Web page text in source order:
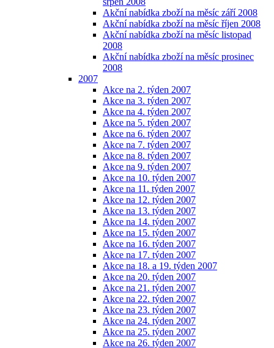
Akční nabídka zboží na měsíc září 2008
Akční nabídka zboží na měsíc říjen 2008
Akční nabídka zboží na měsíc listopad
2008
Akční nabídka zboží na měsíc prosinec
2008
2007
Akce na 2. týden 2007
Akce na 3. týden 2007
Akce na 4. týden 2007
Akce na 5. týden 2007
Akce na 6. týden 2007
Akce na 7. týden 2007
Akce na 8. týden 2007
Akce na 9. týden 2007
Akce na 10. týden 2007
Akce na 11. týden 2007
Akce na 12. týden 2007
Akce na 13. týden 2007
Akce na 14. týden 2007
Akce na 15. týden 2007
Akce na 16. týden 2007
Akce na 17. týden 2007
Akce na 18. a 19. týden 2007
Akce na 20. týden 2007
Akce na 21. týden 2007
Akce na 22. týden 2007
Akce na 23. týden 2007
Akce na 24. týden 2007
Akce na 25. týden 2007
Akce na 26. týden 2007